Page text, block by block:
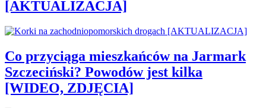
[AKTUALIZACJA]
Co przyciąga mieszkańców na Jarmark
Szczeciński? Powodów jest kilka
[WIDEO, ZDJĘCIA]